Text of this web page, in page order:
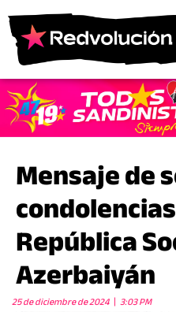
Mensaje de
República
Azerbaiyán
25 de diciembre de 2024 3:03 PM